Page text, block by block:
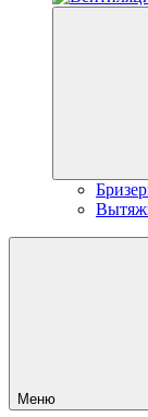
Меню